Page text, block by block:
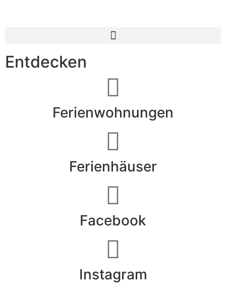
Entdecken
Ferienwohnungen
Ferienhäuser
Facebook
Instagram